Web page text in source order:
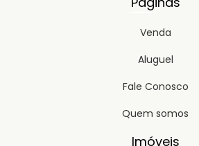
Venda
Aluguel
Fale Conosco
Quem somos
Imóveis